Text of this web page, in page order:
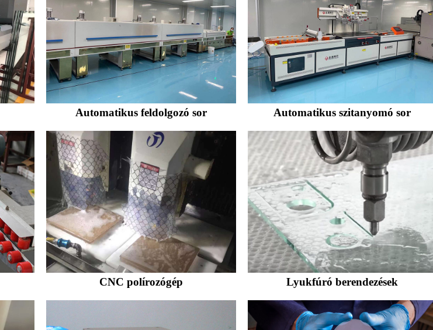
Automatikus feldolgozó sor Automatikus szitanyomó sor
CNC polírozógép Lyukfúró berendezések